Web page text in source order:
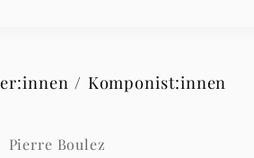
/ Komponist:innen
Pierre Boulez